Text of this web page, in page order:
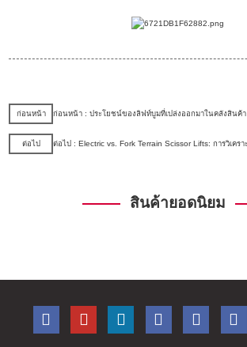
ก่อนหน้า ก่อนหน้า : ประโยชน์ของลิฟท์บูมที่เปล่งออกมาในคลังสินค้า
ต่อไป ต่อไป : Electric vs. Fork Terrain Scissor Lifts: การวิเครา
สินค้ายอดนิยม